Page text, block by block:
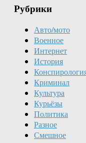
Рубрики
Авто/мото
Военное
Интернет
История
Криминал
Культура
Курьёзы
Политика
Разное
Смешное